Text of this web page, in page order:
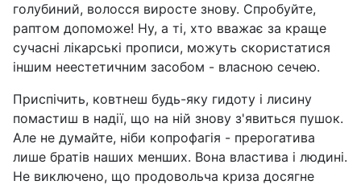
голубиний, волосся виросте знову. Спробуйте,
раптом допоможе! Ну, а ті, хто вважає за краще
сучасні лікарські прописи, можуть скористатися
іншим неестетичним засобом - власною сечею.
Приспічить, ковтнеш будь-яку гидоту і лисину
помастиш в надії, що на ній знову з'явиться пушок.
Але не думайте, ніби копрофагія - прерогатива
лише братів наших менших. Вона властива і людині.
Не виключено, що продовольча криза досягне